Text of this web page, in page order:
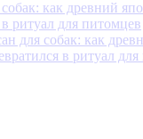
для собак: как
в ритуал